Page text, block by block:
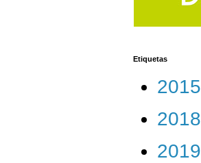
Etiquetas
2015
2018
2019